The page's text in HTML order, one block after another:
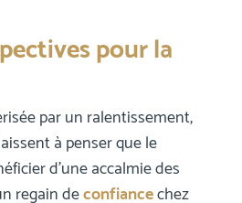
pour la
par un ralentissement,
à penser que le
d’une accalmie des
regain deconfiancechez